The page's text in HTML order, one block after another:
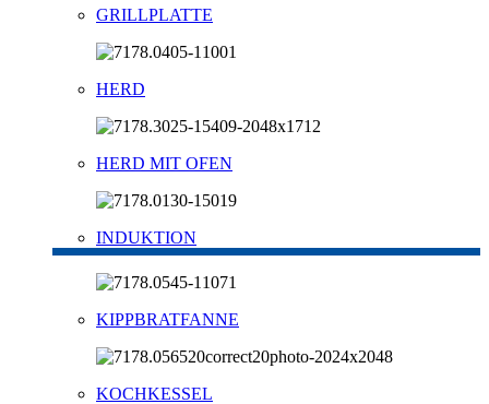
GRILLPLATTE
HERD
HERD MIT OFEN
INDUKTION
KIPPBRATFANNE
KOCHKESSEL